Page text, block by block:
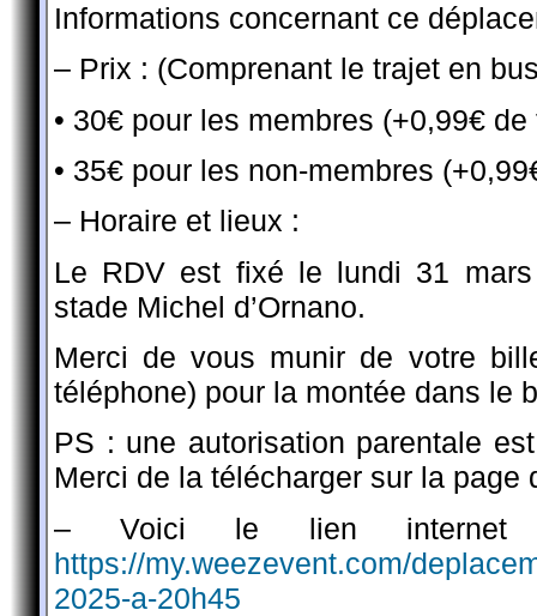
Informations concernant ce
– Prix : (Comprenant le trajet en
• 30€ pour les membres (+0,99€
• 35€ pour les non-membres
– Horaire et lieux :
Le RDV est fixé le lundi 31
stade Michel d’Ornano.
Merci de vous munir de votre
téléphone) pour la montée dans le
PS : une autorisation parentale
Merci de la télécharger sur la page
– Voici le lien internet
https://my.weezevent.com/
2025-a-20h45